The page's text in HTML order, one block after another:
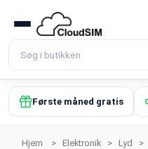
Første måned gratis
Hjem > Elektronik > Lyd >